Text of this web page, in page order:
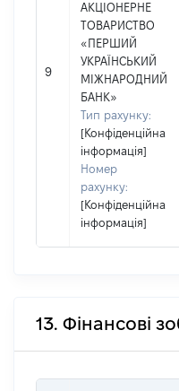
9
АКЦІОНЕРНЕ
ТОВАРИСТВО
«ПЕРШИЙ
УКРАЇНСЬКИЙ
МІЖНАРОДНИЙ
БАНК»
Тип рахунку:
[Конфіденційна
інформація]
Номер
рахунку:
[Конфіденційна
інформація]
13. Фінансові